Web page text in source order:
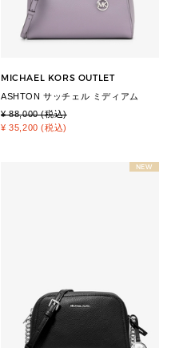
MICHAEL KORS OUTLET
ASHTON サッチェル ミディアム
¥ 88,000 (税込)
¥ 35,200 (税込)
NEW